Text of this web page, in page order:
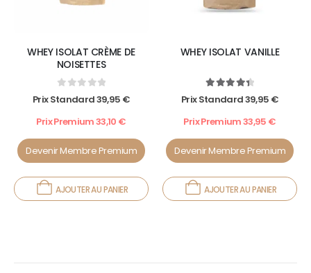
WHEY ISOLAT CRÈME DE
NOISETTES
0 out of 5
Prix Standard39,95 €
Prix Premium33,10 €
Devenir Membre Premium
AJOUTER AU PANIER
WHEY ISOLAT VANILLE
4.50 out of 5
Prix Standard39,95 €
Prix Premium33,95 €
Devenir Membre Premium
AJOUTER AU PANIER